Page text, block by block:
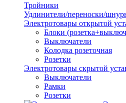
Тройники
Удлинители/переноски/
Электротовары открытой
Блоки
Выключатели
Колодка розеточная
Розетки
Электротовары скрытой
Выключатели
Рамки
Розетки